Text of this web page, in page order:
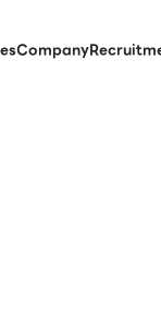
Company